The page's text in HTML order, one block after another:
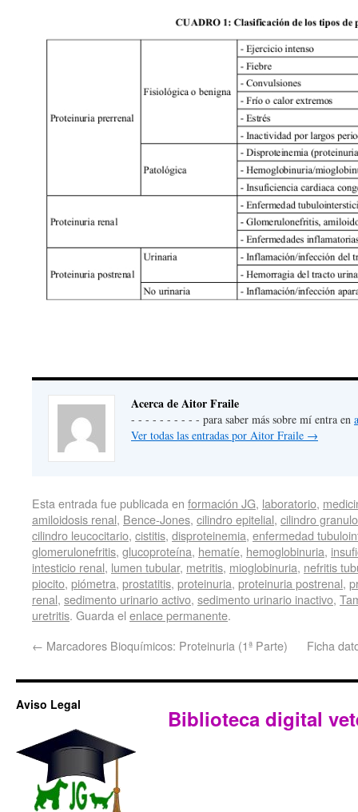
Acerca de Aitor Fraile
- - - - - - - - - - para saber más sobre mí entra en
Ver todas las entradas por Aitor Fraile →
Esta entrada fue publicada en formación JG, laboratorio,
amiloidosis renal, Bence-Jones, cilindro epitelial, cilindro
cilindro leucocitario, cistitis, disproteinemia, enfermedad
glomerulonefritis, glucoproteína, hematíe, hemoglobinuria,
intesticio renal, lumen tubular, metritis, mioglobinuria, nefritis
piocito, piómetra, prostatitis, proteinuria, proteinuria postrenal,
renal, sedimento urinario activo, sedimento urinario inactivo,
uretritis. Guarda el enlace permanente.
← Marcadores Bioquímicos: Proteinuria (1ª Parte) Ficha
Aviso Legal
Biblioteca digital